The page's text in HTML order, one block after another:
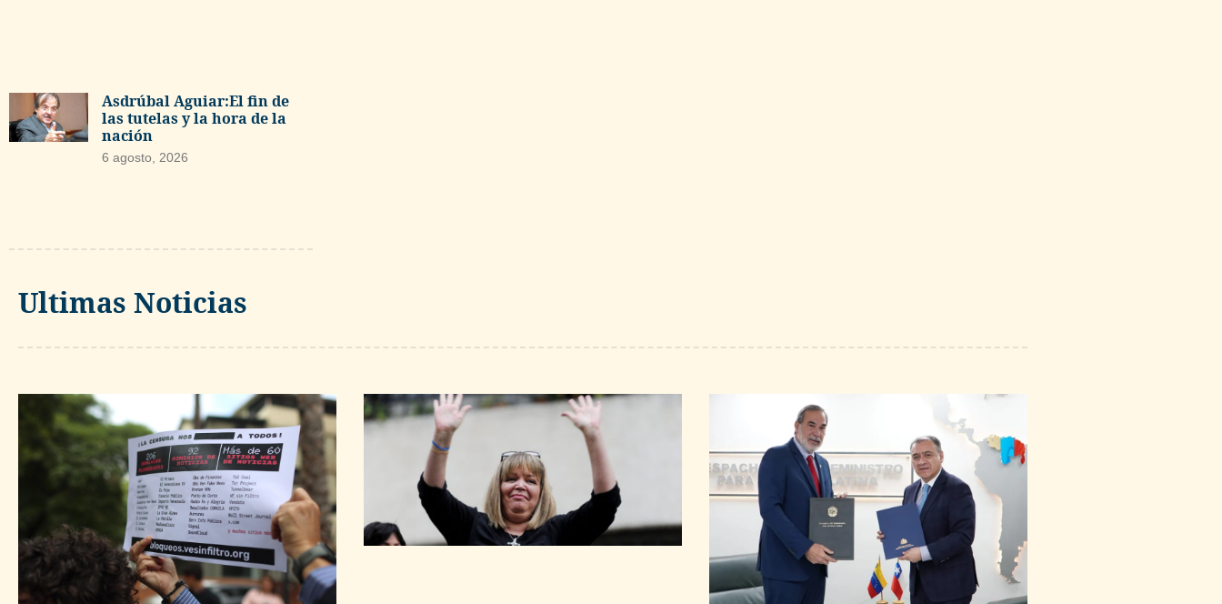
Asdrúbal Aguiar:El fin de
las tutelas y la hora de la
nación
6 agosto, 2026
Ultimas Noticias